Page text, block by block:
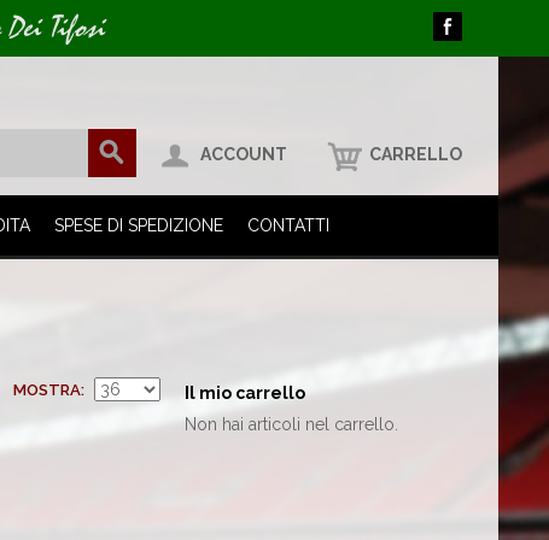
Tifosi
ACCOUNT CARRELLO
SPESE DI SPEDIZIONE CONTATTI
MOSTRA
Il mio carrello
Non hai articoli nel carrello.